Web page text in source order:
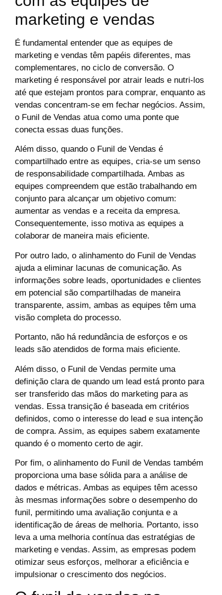
marketing e vendas
É fundamental entender que as equipes de
marketing e vendas têm papéis diferentes, mas
complementares, no ciclo de conversão. O
marketing é responsável por atrair leads e nutri-los
até que estejam prontos para comprar, enquanto as
vendas concentram-se em fechar negócios. Assim,
o Funil de Vendas atua como uma ponte que
conecta essas duas funções.
Além disso, quando o Funil de Vendas é
compartilhado entre as equipes, cria-se um senso
de responsabilidade compartilhada. Ambas as
equipes compreendem que estão trabalhando em
conjunto para alcançar um objetivo comum:
aumentar as vendas e a receita da empresa.
Consequentemente, isso motiva as equipes a
colaborar de maneira mais eficiente.
Por outro lado, o alinhamento do Funil de Vendas
ajuda a eliminar lacunas de comunicação. As
informações sobre leads, oportunidades e clientes
em potencial são compartilhadas de maneira
transparente, assim, ambas as equipes têm uma
visão completa do processo.
Portanto, não há redundância de esforços e os
leads são atendidos de forma mais eficiente.
Além disso, o Funil de Vendas permite uma
definição clara de quando um lead está pronto para
ser transferido das mãos do marketing para as
vendas. Essa transição é baseada em critérios
definidos, como o interesse do lead e sua intenção
de compra. Assim, as equipes sabem exatamente
quando é o momento certo de agir.
Por fim, o alinhamento do Funil de Vendas também
proporciona uma base sólida para a análise de
dados e métricas. Ambas as equipes têm acesso
às mesmas informações sobre o desempenho do
funil, permitindo uma avaliação conjunta e a
identificação de áreas de melhoria. Portanto, isso
leva a uma melhoria contínua das estratégias de
marketing e vendas. Assim, as empresas podem
otimizar seus esforços, melhorar a eficiência e
impulsionar o crescimento dos negócios.